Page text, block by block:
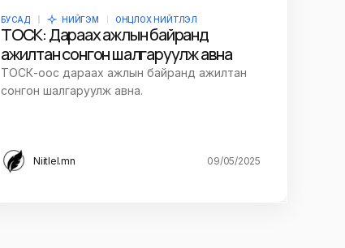
БУСАД НИЙГЭМ ОНЦЛОХ НИЙТЛЭЛ
ТОСК: Дараах ажлын байранд
ажилтан сонгон шалгаруулж авна
ТОСК-оос дараах ажлын байранд ажилтан
сонгон шалгаруулж авна.
Niitlel.mn 09/05/2025